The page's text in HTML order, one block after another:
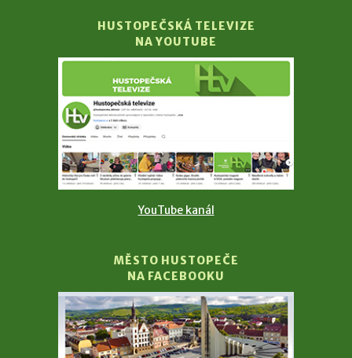
HUSTOPEČSKÁ TELEVIZE
NA YOUTUBE
YouTube kanál
MĚSTO HUSTOPEČE
NA FACEBOOKU